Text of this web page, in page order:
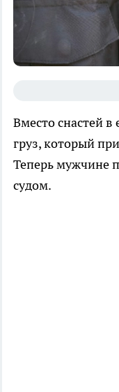
Вместо снастей
груз, который
Теперь мужчине
судом.